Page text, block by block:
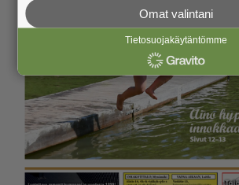
Omat valintani
Tietosuojakäytäntömme